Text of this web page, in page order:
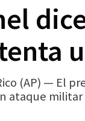
(AP) — El
ataque